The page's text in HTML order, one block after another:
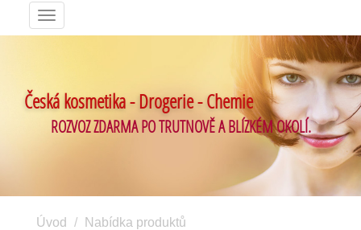
Menu
Česká kosmetika - Drogerie - Chemie
ROZVOZ ZDARMA PO TRUTNOVĚ A BLÍZKÉM OKOLÍ.
Úvod
Nabídka produktů